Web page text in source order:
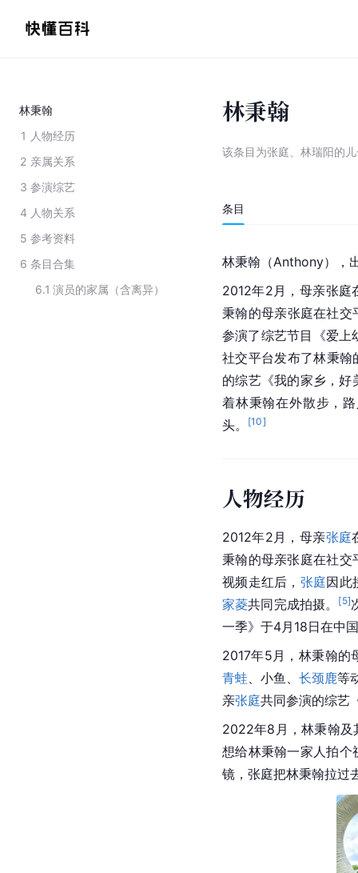
林秉翰
1 人物经历
2 亲属关系
3 参演综艺
4 人物关系
5 参考资料
6 条目合集
6.1 演员的家属（含离异）
林秉翰
该条目为张庭、林瑞阳的
条目
林秉翰（Anthony），
2012年2月，母亲张庭
秉翰的母亲张庭在社
参演了综艺节目《爱上
社交平台发布了林秉翰
的综艺《我的家乡，好
着林秉翰在外散步，
头。
[10]
人物经历
2012年2月，母亲张庭
秉翰的母亲张庭在社
视频走红后， 张庭因此
家菱共同完成拍摄。 [5]
一季》于4月18日在中
2017年5月，林秉翰的
青蛙 、小鱼、长颈鹿等
亲张庭共同参演的综艺
2022年8月，林秉翰及
想给林秉翰一家人拍个
镜，张庭把林秉翰拉过